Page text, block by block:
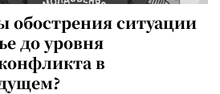
обострения ситуации
до уровня
в